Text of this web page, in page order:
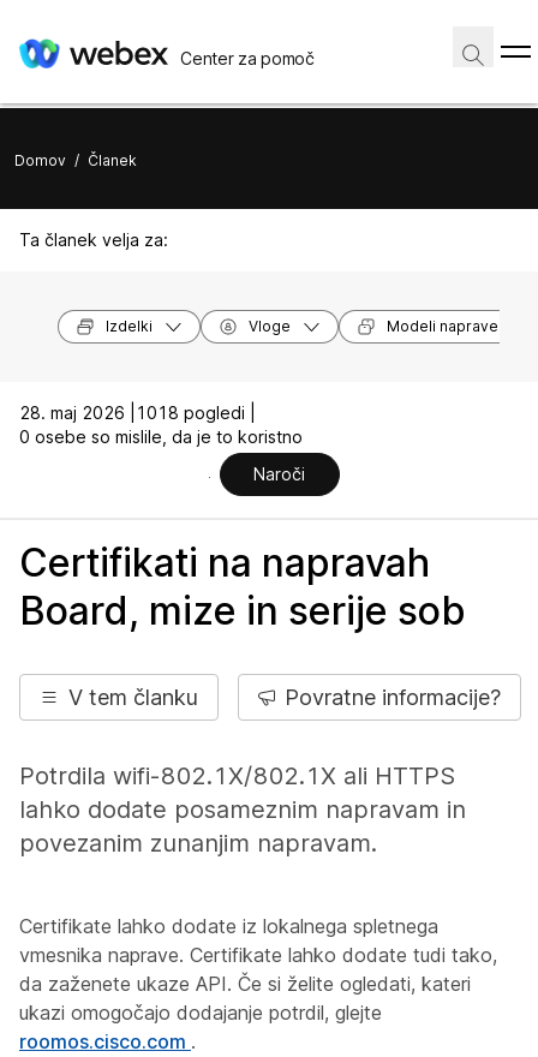
Center za pomoč
Domov / Članek
Ta članek velja za:
Izdelki Vloge Modeli naprave
28. maj 2026 |
1018 pogledi |
0 osebe so mislile, da je to koristno
Naroči
Certifikati na napravah
Board, mize in serije sob
V tem članku Povratne informacije?
Potrdila wifi-802.1X/802.1X ali HTTPS
lahko dodate posameznim napravam in
povezanim zunanjim napravam.
Certifikate lahko dodate iz lokalnega spletnega
vmesnika naprave. Certifikate lahko dodate tudi tako,
da zaženete ukaze API. Če si želite ogledati, kateri
ukazi omogočajo dodajanje potrdil, glejte
roomos.cisco.com .